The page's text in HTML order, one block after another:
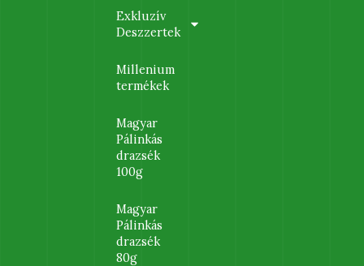
Exkluzív
Deszzertek
Millenium
termékek
Magyar
Pálinkás
drazsék
100g
Magyar
Pálinkás
drazsék
80g